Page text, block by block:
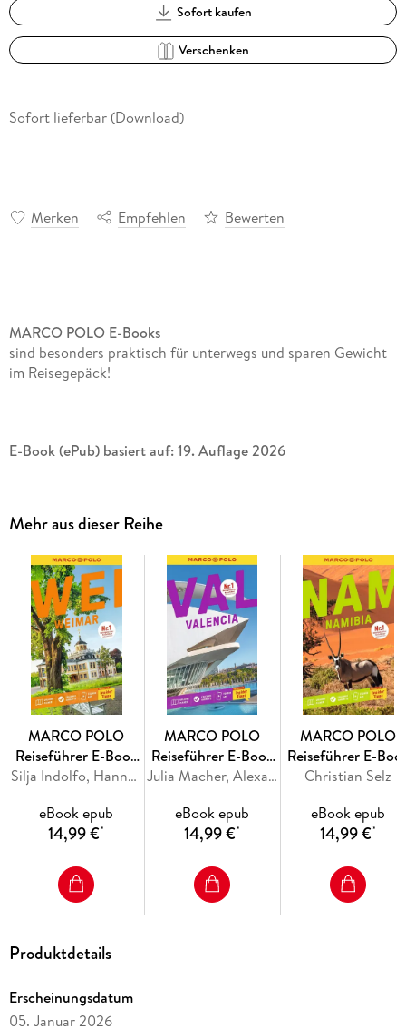
Sofort kaufen
Verschenken
Sofort lieferbar (Download)
Merken Empfehlen Bewerten
MARCO POLO E-Books
sind besonders praktisch für unterwegs und sparen Gewicht
im Reisegepäck!
E-Book (ePub) basiert auf: 19. Auflage 2026
Urlaub zwischen Strandtrubel und Bergdorfstille mit dem
Mit Wanderstiefeln auf einen Zweitausender kraxeln und
später im Bikini am Sandstrand brutzeln. Oder im
Luxusrestaurant am Meer Champagner schlürfen und danach
in einem abgeschiedenen Bergdorf unter Platanen dösen.
Stilvoll, entspannt, aktiv oder alles auf einmal an der Côte d
Azur stehen dir alle Urlaubsmöglichkeiten offen!
Damit du bei all der Auswahl nichts verpasst, begleitet dich
dein MARCO POLO Reiseführer überallhin, gibt dir die
besten Tipps und sorgt mit Stadtplänen und
Übersichtskarten für Orientierung.
Das Beste zuerst: die MARCO POLO
und die MARCO POLO
Bucketlist
Mehr aus dieser Reihe
MARCO POLO
Reiseführer E-Book
Weimar
Silja Indolfo, Hannah Würsching
eBook epub
14,99 €*
MARCO POLO
Reiseführer E-Book
Valencia
Julia Macher, Alexandra Frank
eBook epub
14,99 €*
MARCO POLO
Reiseführer E-
Namibia
Christian Selz
eBook epub
14,99 €*
Produktdetails
Erscheinungsdatum
05. Januar 2026